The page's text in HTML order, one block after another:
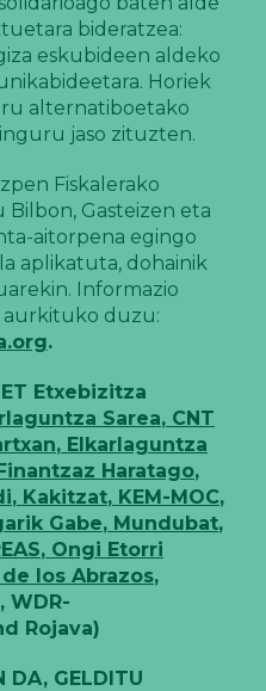
bideratzea:
eskubideen aldeko
Horiek
alternatiboetako
jaso zituzten.
Fiskalerako
Gasteizen eta
aitorpena egingo
aplikatuta, dohainik
Informazio
duzu:
.
Etxebizitza
Sarea,CNT
,Elkarlaguntza
Haratago,
,Kakitzat,KEM-MOC,
Gabe,Mundubat,
, Ongi Etorri
los Abrazos,
, WDR-
Rojava)
DA, GELDITU